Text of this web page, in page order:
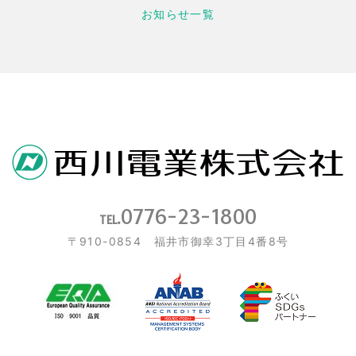
お知らせ一覧
TEL.0776-23-1800
〒910-0854 福井市御幸3丁目4番8号